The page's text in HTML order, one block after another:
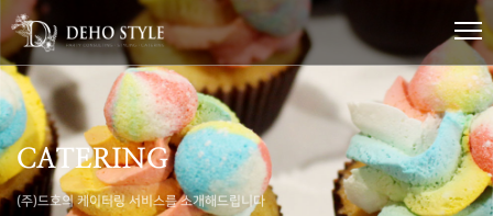
CATERING
(주)드호의 케이터링 서비스를 소개해드립니다